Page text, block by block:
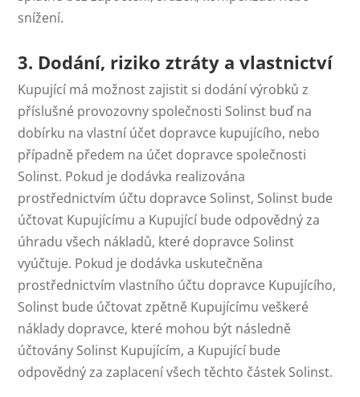
snížení.
3. Dodání, riziko ztráty a vlastnictví
Kupující má možnost zajistit si dodání výrobků z
příslušné provozovny společnosti Solinst buď na
dobírku na vlastní účet dopravce kupujícího, nebo
případně předem na účet dopravce společnosti
Solinst. Pokud je dodávka realizována
prostřednictvím účtu dopravce Solinst, Solinst bude
účtovat Kupujícímu a Kupující bude odpovědný za
úhradu všech nákladů, které dopravce Solinst
vyúčtuje. Pokud je dodávka uskutečněna
prostřednictvím vlastního účtu dopravce Kupujícího,
Solinst bude účtovat zpětně Kupujícímu veškeré
náklady dopravce, které mohou být následně
účtovány Solinst Kupujícím, a Kupující bude
odpovědný za zaplacení všech těchto částek Solinst.